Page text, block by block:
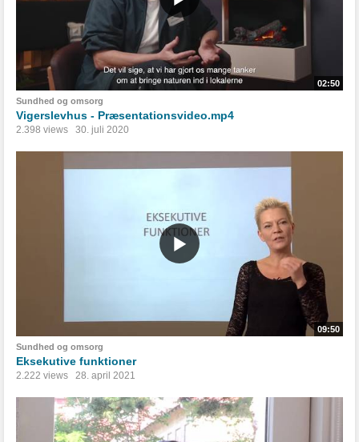
02:50
Sundhed og omsorg
Vigerslevhus - Præsentationsvideo.mp4
2.398 views 30. juli 2020
09:50
Sundhed og omsorg
Eksekutive funktioner
2.222 views 28. april 2021